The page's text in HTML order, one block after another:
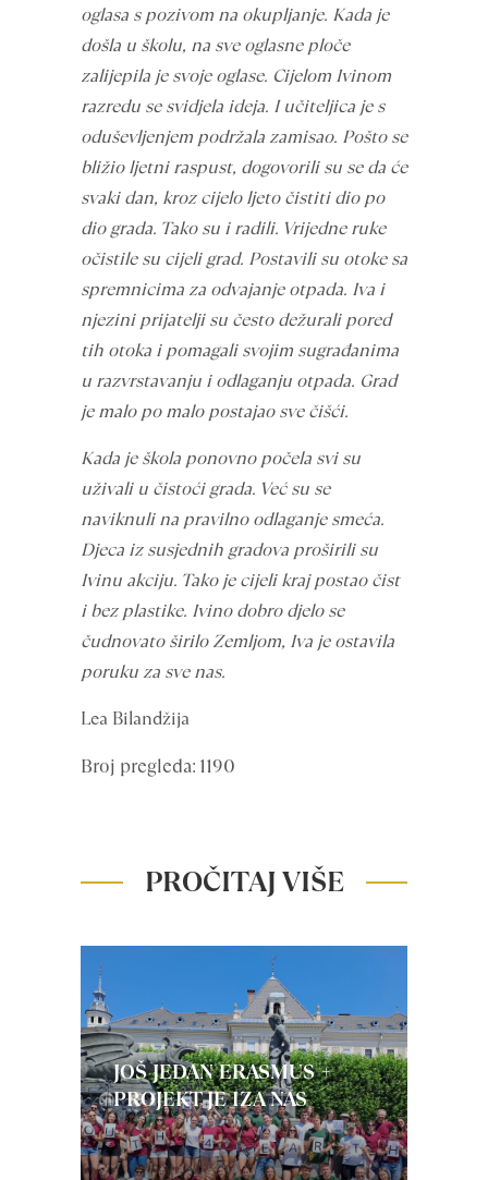
oglasa s pozivom na okupljanje. Kada je
došla u školu, na sve oglasne ploče
zalijepila je svoje oglase. Cijelom Ivinom
razredu se svidjela ideja. I učiteljica je s
oduševljenjem podržala zamisao. Pošto se
bližio ljetni raspust, dogovorili su se da će
svaki dan, kroz cijelo ljeto čistiti dio po
dio grada. Tako su i radili. Vrijedne ruke
očistile su cijeli grad. Postavili su otoke sa
spremnicima za odvajanje otpada. Iva i
njezini prijatelji su često dežurali pored
tih otoka i pomagali svojim sugrađanima
u razvrstavanju i odlaganju otpada. Grad
je malo po malo postajao sve čišći.
Kada je škola ponovno počela svi su
uživali u čistoći grada. Već su se
naviknuli na pravilno odlaganje smeća.
Djeca iz susjednih gradova proširili su
Ivinu akciju. Tako je cijeli kraj postao čist
i bez plastike. Ivino dobro djelo se
čudnovato širilo Zemljom, Iva je ostavila
poruku za sve nas.
Lea Bilandžija
Broj pregleda: 1190
PROČITAJ VIŠE
JOŠ JEDAN ERASMUS +
PROJEKT JE IZA NAS